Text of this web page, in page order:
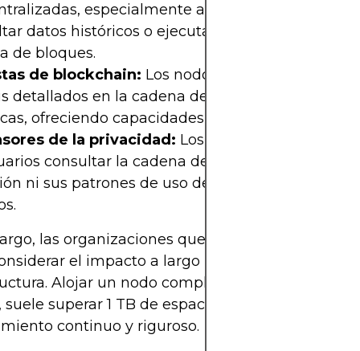
especialmente aquellas que
datos históricos o ejecutar lógica compleja
de bloques.
de blockchain: Los nodos completos
detallados en la cadena de bloques y auditorías
ofreciendo capacidades de consulta
de la privacidad: Los nodos completos
consultar la cadena de bloques sin
ni sus patrones de uso de datos a servidores
las organizaciones que adoptan nodos
el impacto a largo plazo en los costos
Alojar un nodo completo de Ethereum,
superar 1 TB de espacio en disco y
continuo y riguroso.